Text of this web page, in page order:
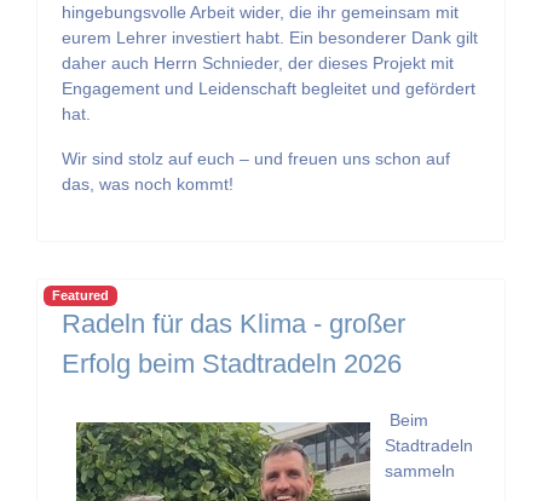
hingebungsvolle Arbeit wider, die ihr gemeinsam mit
eurem Lehrer investiert habt. Ein besonderer Dank gilt
daher auch Herrn Schnieder, der dieses Projekt mit
Engagement und Leidenschaft begleitet und gefördert
hat.
Wir sind stolz auf euch – und freuen uns schon auf
das, was noch kommt!
Featured
Radeln für das Klima - großer
Erfolg beim Stadtradeln 2026
Beim
Stadtradeln
sammeln